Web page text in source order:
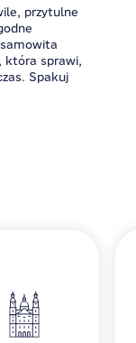
przytulne
która sprawi,
Spakuj